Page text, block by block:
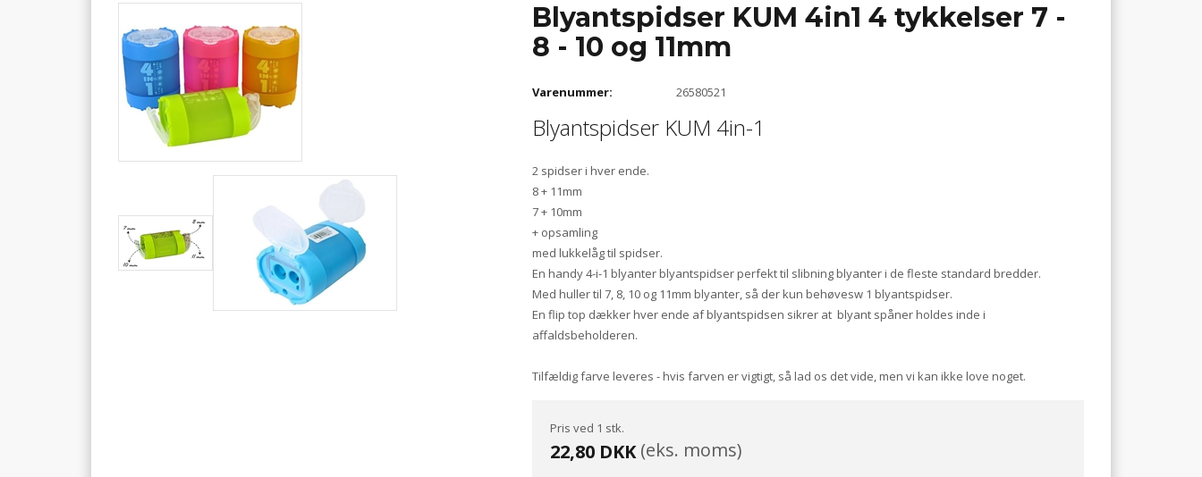
Blyantspidser KUM 4in1 4 tykkelser 7 -
8 - 10 og 11mm
Varenummer: 26580521
Blyantspidser KUM 4in-1
2 spidser i hver ende.
8 + 11mm
7 + 10mm
+ opsamling
med lukkelåg til spidser.
En handy 4-i-1 blyanter blyantspidser perfekt til slibning blyanter i de fleste standard bredder.
Med huller til 7, 8, 10 og 11mm blyanter, så der kun behøvesw 1 blyantspidser.
En flip top dækker hver ende af blyantspidsen sikrer at blyant spåner holdes inde i
affaldsbeholderen.
Tilfældig farve leveres - hvis farven er vigtigt, så lad os det vide, men vi kan ikke love noget.
Pris ved 1 stk.
22,80 DKK(eks. moms)